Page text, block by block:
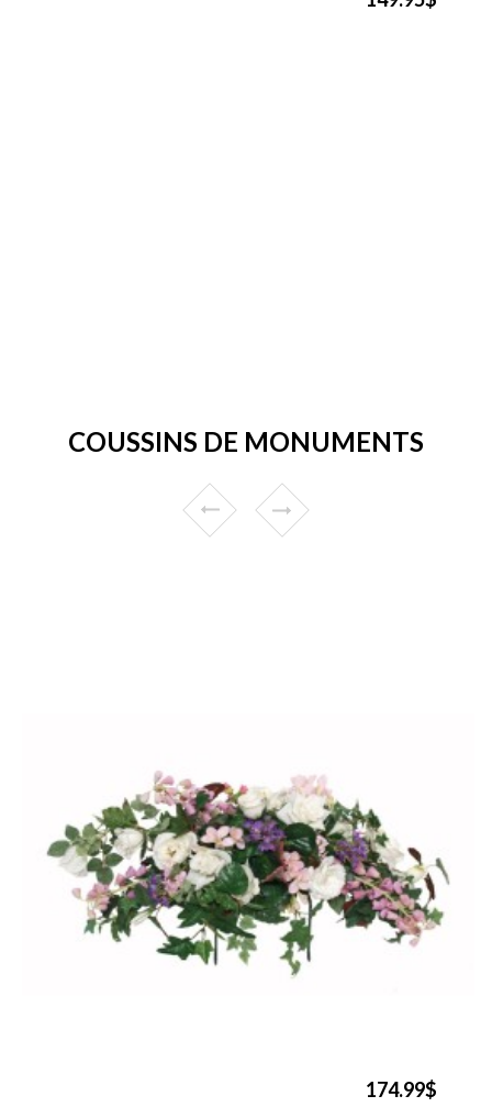
COUSSINS DE MONUMENTS
174.99$